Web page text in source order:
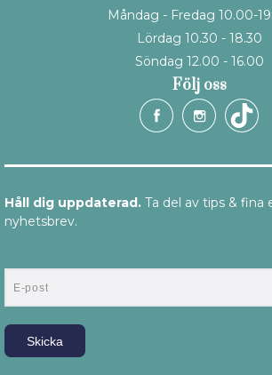
Måndag - Fredag 10.00-
Lördag 10.30 - 18.30
Söndag 12.00 - 16.00
Följ oss
Håll dig uppdaterad. Ta del av tips & fina
nyhetsbrev.
Skicka